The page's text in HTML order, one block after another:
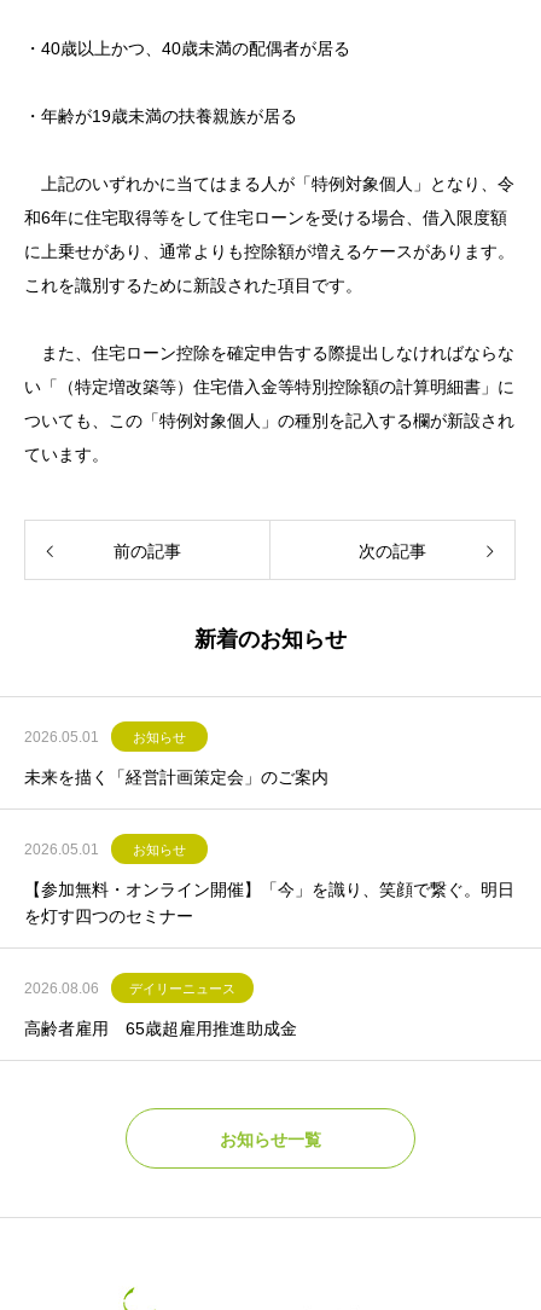
・40歳以上かつ、40歳未満の配偶者が居る
・年齢が19歳未満の扶養親族が居る
上記のいずれかに当てはまる人が「特例対象個人」となり、令
和6年に住宅取得等をして住宅ローンを受ける場合、借入限度額
に上乗せがあり、通常よりも控除額が増えるケースがあります。
これを識別するために新設された項目です。
また、住宅ローン控除を確定申告する際提出しなければならな
い「（特定増改築等）住宅借入金等特別控除額の計算明細書」に
ついても、この「特例対象個人」の種別を記入する欄が新設され
ています。
前の記事 次の記事
新着のお知らせ
2026.05.01 お知らせ
未来を描く「経営計画策定会」のご案内
2026.05.01 お知らせ
【参加無料・オンライン開催】「今」を識り、笑顔で繋ぐ。明日
を灯す四つのセミナー
2026.08.06 デイリーニュース
高齢者雇用 65歳超雇用推進助成金
お知らせ一覧